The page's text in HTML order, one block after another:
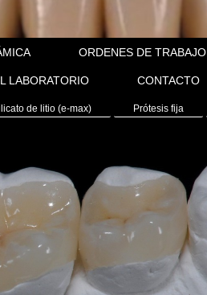
ORDENES DE TRABAJO
LABORATORIO CONTACTO
de litio (e-max) Prótesis fija